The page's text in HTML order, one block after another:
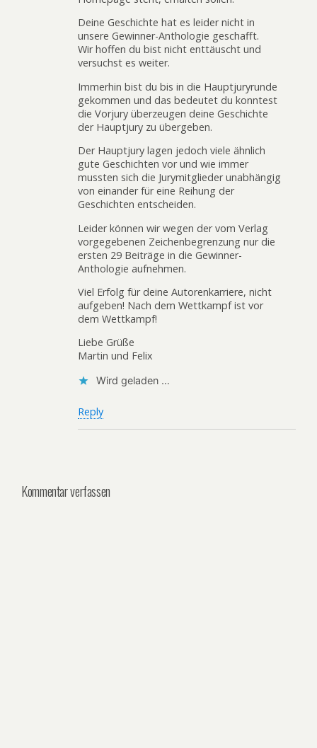
Deine Geschichte hat es leider nicht in
unsere Gewinner-Anthologie geschafft.
Wir hoffen du bist nicht enttäuscht und
versuchst es weiter.
Immerhin bist du bis in die Hauptjuryrunde
gekommen und das bedeutet du konntest
die Vorjury überzeugen deine Geschichte
der Hauptjury zu übergeben.
Der Hauptjury lagen jedoch viele ähnlich
gute Geschichten vor und wie immer
mussten sich die Jurymitglieder unabhängig
von einander für eine Reihung der
Geschichten entscheiden.
Leider können wir wegen der vom Verlag
vorgegebenen Zeichenbegrenzung nur die
ersten 29 Beiträge in die Gewinner-
Anthologie aufnehmen.
Viel Erfolg für deine Autorenkarriere, nicht
aufgeben! Nach dem Wettkampf ist vor
dem Wettkampf!
Liebe Grüße
Martin und Felix
Wird geladen …
Reply
Kommentar verfassen